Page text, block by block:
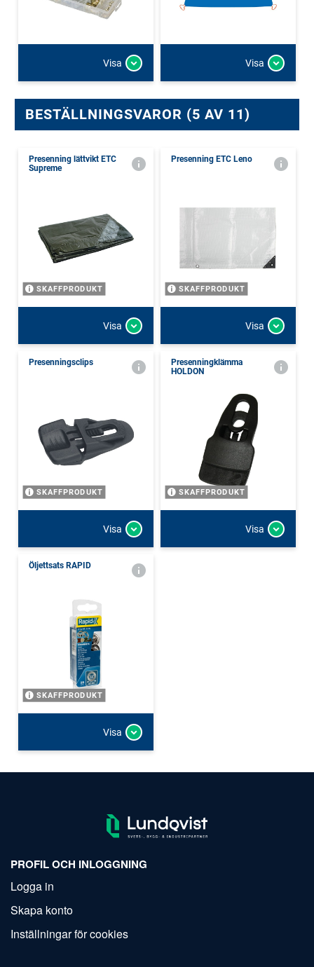
Visa Visa
BESTÄLLNINGSVAROR (5 AV 11)
Presenning lättvikt ETC
Supreme
SKAFFPRODUKT
Visa
Presenning ETC Leno
SKAFFPRODUKT
Visa
Presenningsclips
SKAFFPRODUKT
Visa
Presenningklämma
HOLDON
SKAFFPRODUKT
Visa
Öljettsats RAPID
SKAFFPRODUKT
Visa
PROFIL OCH INLOGGNING
Logga in
Skapa konto
Inställningar för cookies